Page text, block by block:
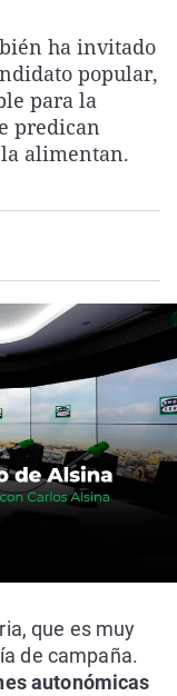
Gente viajera
Como el perro y el
Retornados
Equipo de
Operación Viuda
Galicia
La Rioja
Navarra
Televisión
Elecciones
ha invitado
popular,
para la
predican
alimentan.
que es muy
de campaña.
autonómicas